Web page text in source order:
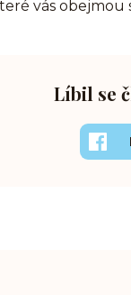
vás obejmou
Líbil se